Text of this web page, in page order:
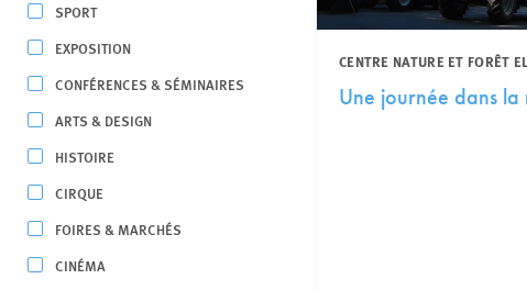
SPORT
EXPOSITION
CONFÉRENCES & SÉMINAIRES
ARTS & DESIGN
HISTOIRE
CIRQUE
FOIRES & MARCHÉS
CINÉMA
CENTRE NATURE ET FORÊT
Une journée dans